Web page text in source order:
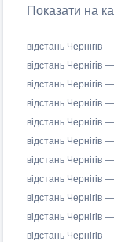
Показати на
відстань Чернігів
відстань Чернігів
відстань Чернігів
відстань Чернігів
відстань
відстань Чернігів
відстань Чернігів
відстань Чернігів
відстань Чернігів
відстань Чернігів
відстань Чернігів